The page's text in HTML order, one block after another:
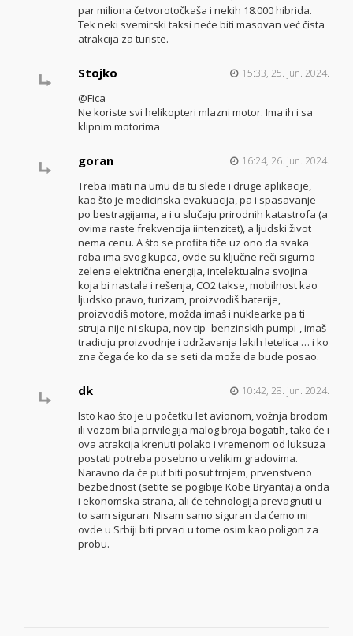
par miliona četvorotočkaša i nekih 18.000 hibrida.
Tek neki svemirski taksi neće biti masovan već čista
atrakcija za turiste.
Stojko 15:33, 25. jun. 2024.
@Fica
Ne koriste svi helikopteri mlazni motor. Ima ih i sa
klipnim motorima
goran 16:24, 26. jun. 2024.
Treba imati na umu da tu slede i druge aplikacije,
kao što je medicinska evakuacija, pa i spasavanje
po bestragijama, a i u slučaju prirodnih katastrofa (a
ovima raste frekvencija iintenzitet), a ljudski život
nema cenu. A što se profita tiče uz ono da svaka
roba ima svog kupca, ovde su ključne reči sigurno
zelena električna energija, intelektualna svojina
koja bi nastala i rešenja, CO2 takse, mobilnost kao
ljudsko pravo, turizam, proizvodiš baterije,
proizvodiš motore, možda imaš i nuklearke pa ti
struja nije ni skupa, nov tip -benzinskih pumpi-, imaš
tradiciju proizvodnje i održavanja lakih letelica … i ko
zna čega će ko da se seti da može da bude posao.
dk 10:42, 28. jun. 2024.
Isto kao što je u početku let avionom, vożnja brodom
ili vozom bila privilegija malog broja bogatih, tako će i
ova atrakcija krenuti polako i vremenom od luksuza
postati potreba posebno u velikim gradovima.
Naravno da će put biti posut trnjem, prvenstveno
bezbednost (setite se pogibije Kobe Bryanta) a onda
i ekonomska strana, ali će tehnologija prevagnuti u
to sam siguran. Nisam samo siguran da ćemo mi
ovde u Srbiji biti prvaci u tome osim kao poligon za
probu.